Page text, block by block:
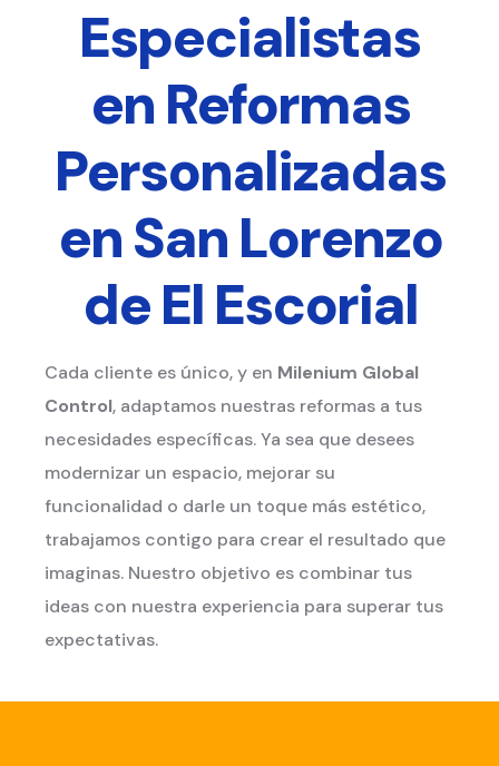
Especialistas
en Reformas
Personalizadas
en San Lorenzo
de El Escorial
Cada cliente es único, y en Milenium Global
Control, adaptamos nuestras reformas a tus
necesidades específicas. Ya sea que desees
modernizar un espacio, mejorar su
funcionalidad o darle un toque más estético,
trabajamos contigo para crear el resultado que
imaginas. Nuestro objetivo es combinar tus
ideas con nuestra experiencia para superar tus
expectativas.